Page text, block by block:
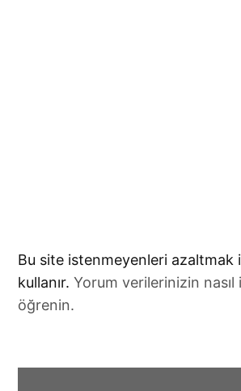
Bu site istenmeyenleri azaltmak
kullanır.Yorum verilerinizin nasıl
öğrenin.